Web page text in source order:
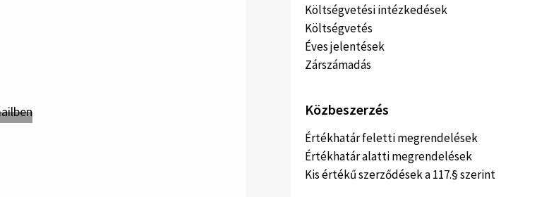
Költségvetési intézkedések
Költségvetés
Éves jelentések
Zárszámadás
Közbeszerzés
Értékhatár feletti megrendelések
Értékhatár alatti megrendelések
Kis értékű szerződések a 117.§ szerint